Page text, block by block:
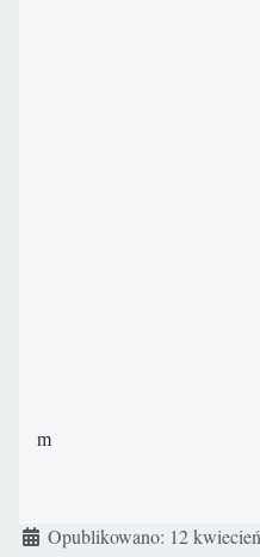
m
Szczegóły
Opublikowano: 12